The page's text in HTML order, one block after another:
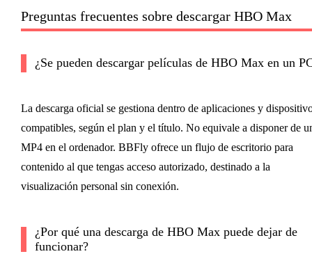
Preguntas frecuentes sobre descargar HBO Max
¿Se pueden descargar películas de HBO Max en un
La descarga oficial se gestiona dentro de aplicaciones y
compatibles, según el plan y el título. No equivale a disponer de
MP4 en el ordenador. BBFly ofrece un flujo de escritorio para
contenido al que tengas acceso autorizado, destinado a la
visualización personal sin conexión.
¿Por qué una descarga de HBO Max puede dejar de
funcionar?